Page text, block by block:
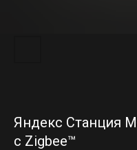
Яндекс Станция
с Zigbee™